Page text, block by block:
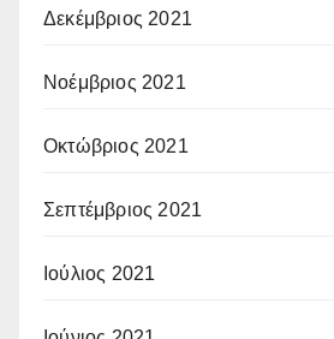
Δεκέμβριος 2021
Νοέμβριος 2021
Οκτώβριος 2021
Σεπτέμβριος 2021
Ιούλιος 2021